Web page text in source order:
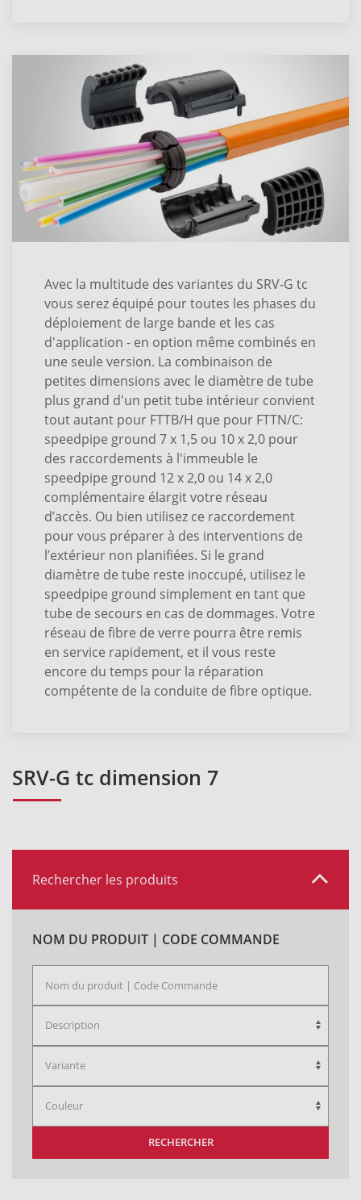
Avec la multitude des variantes du SRV-G tc
vous serez équipé pour toutes les phases du
déploiement de large bande et les cas
d'application - en option même combinés en
une seule version. La combinaison de
petites dimensions avec le diamètre de tube
plus grand d'un petit tube intérieur convient
tout autant pour FTTB/H que pour FTTN/C:
speedpipe ground 7 x 1,5 ou 10 x 2,0 pour
des raccordements à l'immeuble le
speedpipe ground 12 x 2,0 ou 14 x 2,0
complémentaire élargit votre réseau
d’accès. Ou bien utilisez ce raccordement
pour vous préparer à des interventions de
l’extérieur non planifiées. Si le grand
diamètre de tube reste inoccupé, utilisez le
speedpipe ground simplement en tant que
tube de secours en cas de dommages. Votre
réseau de fibre de verre pourra être remis
en service rapidement, et il vous reste
encore du temps pour la réparation
compétente de la conduite de fibre optique.
SRV-G tc dimension 7
Rechercher les produits
NOM DU PRODUIT | CODE COMMANDE
RECHERCHER